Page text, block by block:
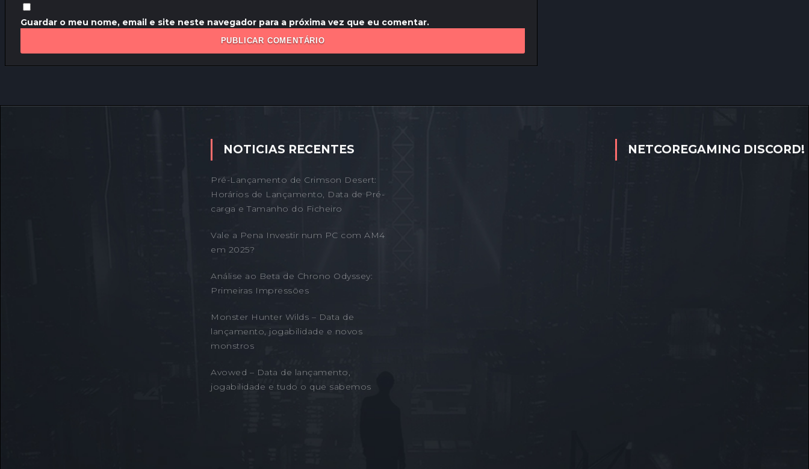
Guardar o meu nome, email e site neste navegador para a próxima vez que eu comentar.
NOTICIAS RECENTES
Pré-Lançamento de Crimson Desert:
Horários de Lançamento, Data de Pré-
carga e Tamanho do Ficheiro
Vale a Pena Investir num PC com AM4
em 2025?
Análise ao Beta de Chrono Odyssey:
Primeiras Impressões
Monster Hunter Wilds – Data de
lançamento, jogabilidade e novos
monstros
Avowed – Data de lançamento,
jogabilidade e tudo o que sabemos
NETCOREGAMING DISCORD!